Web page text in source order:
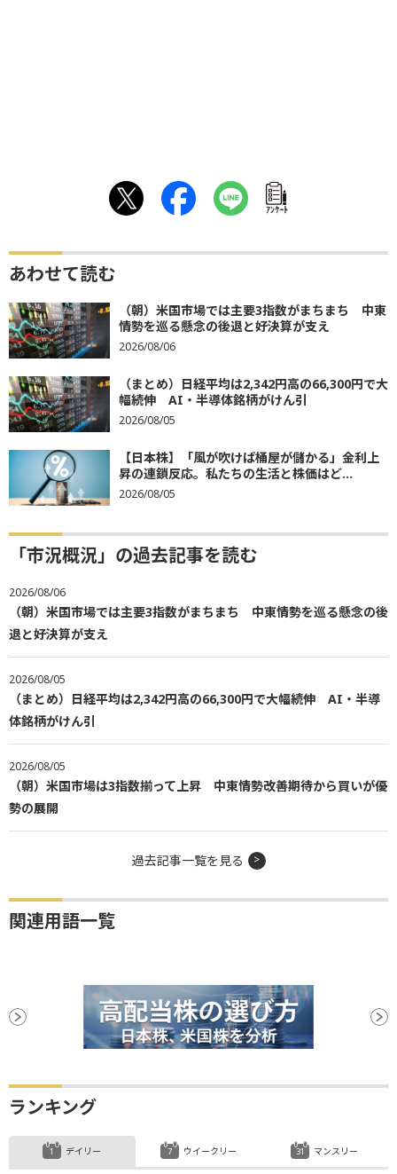
ｱﾝｹｰﾄ
あわせて読む
（朝）米国市場では主要3指数がまちまち 中東
情勢を巡る懸念の後退と好決算が支え
2026/08/06
（まとめ）日経平均は2,342円高の66,300円で大
幅続伸 AI・半導体銘柄がけん引
2026/08/05
【日本株】「風が吹けば桶屋が儲かる」金利上
昇の連鎖反応。私たちの生活と株価はど...
2026/08/05
「市況概況」の過去記事を読む
2026/08/06
（朝）米国市場では主要3指数がまちまち 中東情勢を巡る懸念の後
退と好決算が支え
2026/08/05
（まとめ）日経平均は2,342円高の66,300円で大幅続伸 AI・半導
体銘柄がけん引
2026/08/05
（朝）米国市場は3指数揃って上昇 中東情勢改善期待から買いが優
勢の展開
過去記事一覧を見る
関連用語一覧
ランキング
デイリー ウイークリー マンスリー